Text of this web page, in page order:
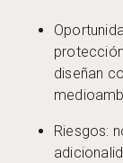
diseñan
Riesgos: